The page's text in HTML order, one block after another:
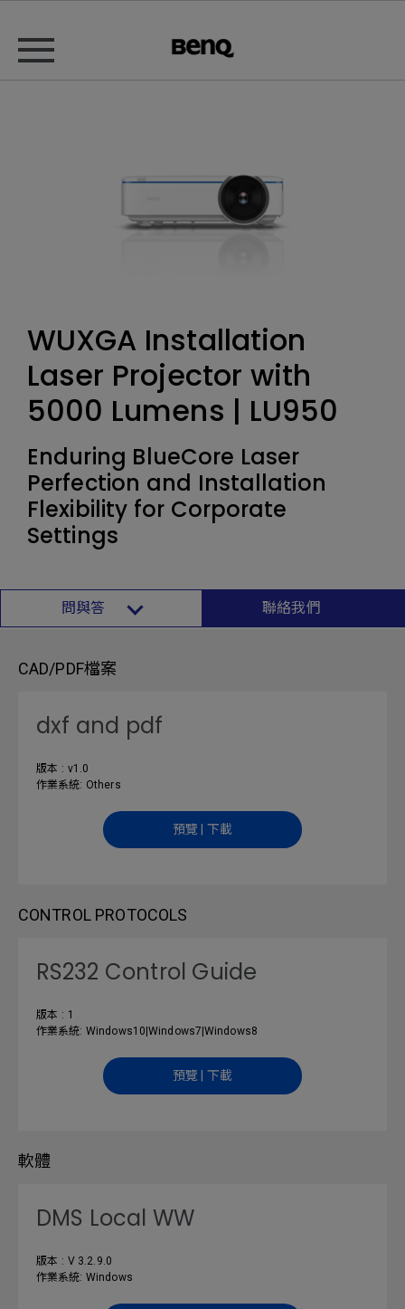
WUXGA Installation
Laser Projector with
5000 Lumens | LU950
Enduring BlueCore Laser
Perfection and Installation
Flexibility for Corporate
Settings
問與答 聯絡我們
CAD/PDF檔案
dxf and pdf
版本 : v1.0
作業系統: Others
預覽 | 下載
CONTROL PROTOCOLS
RS232 Control Guide
版本 : 1
作業系統: Windows10|Windows7|Windows8
預覽 | 下載
軟體
DMS Local WW
版本 : V 3.2.9.0
作業系統: Windows